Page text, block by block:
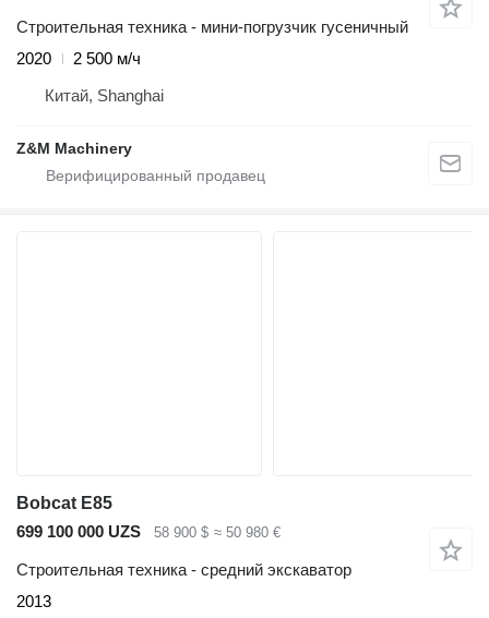
Строительная техника - мини-погрузчик гусеничный
2020
2 500 м/ч
Китай, Shanghai
Z&M Machinery
Bobcat E85
699 100 000 UZS
58 900 $ ≈ 50 980 €
Строительная техника - средний экскаватор
2013